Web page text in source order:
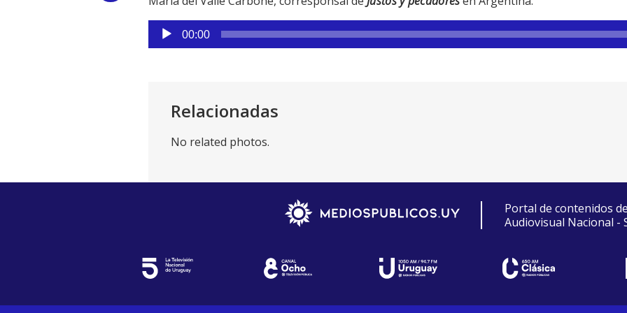
Link
Reproductor
de
00:00
Relacionadas
No related photos.
Portal de contenidos
Audiovisual Nacional -